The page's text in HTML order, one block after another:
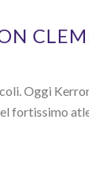
Oggi
fortissimo